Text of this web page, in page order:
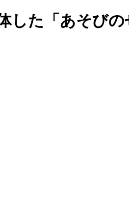
した「あそび